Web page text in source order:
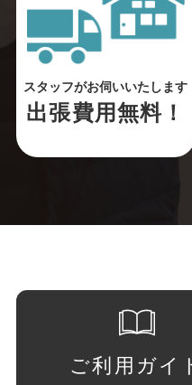
スタッフがお伺いいたします
出張費用無料！
ご利用ガイ